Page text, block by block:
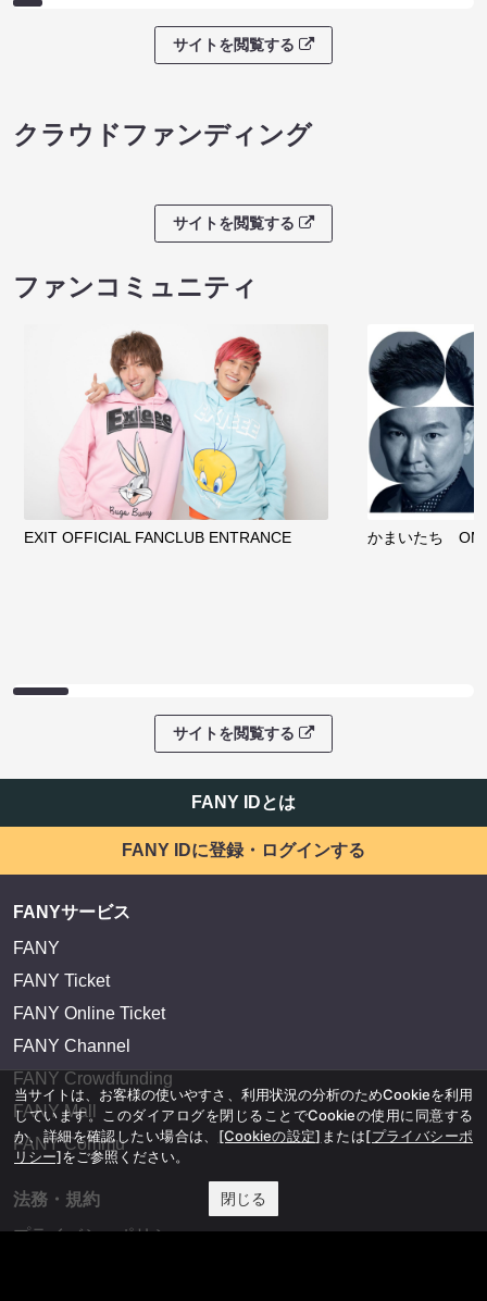
サイトを閲覧する
クラウドファンディング
サイトを閲覧する
ファンコミュニティ
EXIT OFFICIAL FANCLUB ENTRANCE かまいたち
サイトを閲覧する
FANY IDとは
FANY IDに登録・ログインする
FANYサービス
FANY
FANY Ticket
FANY Online Ticket
FANY Channel
FANY Crowdfunding
FANY Mall
FANY Commu
法務・規約
プライバシーポリシー
当サイトは、お客様の使いやすさ、利用状況の分析のためCookieを利用
しています。このダイアログを閉じることでCookieの使用に同意する
か、詳細を確認したい場合は、 [Cookieの設定] または[プライバシーポ
リシー]をご参照ください。
閉じる